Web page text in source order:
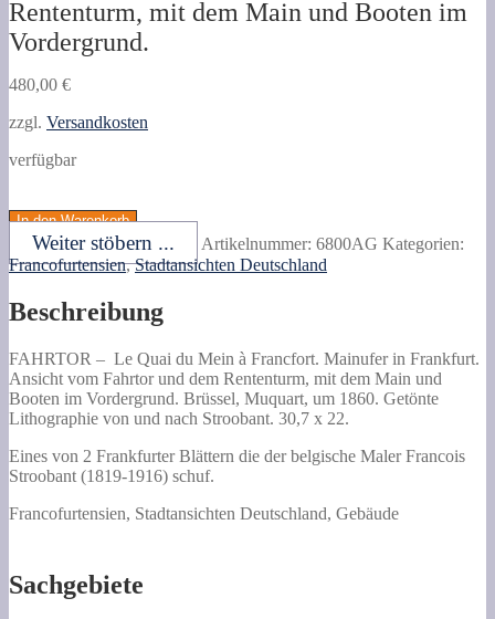
Rententurm, mit dem Main und Booten im
Vordergrund.
480,00 €
zzgl. Versandkosten
verfügbar
Quai
Mein
à
Mainufer
Frankfurt.
Ansicht
vom
Fahrtor
dem
Rententurm,
dem
Booten
im
In den Warenkorb
Weiter stöbern ... Artikelnummer: 6800AG Kategorien:
Francofurtensien,Stadtansichten Deutschland
Beschreibung
FAHRTOR – Le Quai du Mein à Francfort. Mainufer in Frankfurt.
Ansicht vom Fahrtor und dem Rententurm, mit dem Main und
Booten im Vordergrund. Brüssel, Muquart, um 1860. Getönte
Lithographie von und nach Stroobant. 30,7 x 22.
Eines von 2 Frankfurter Blättern die der belgische Maler Francois
Stroobant (1819-1916) schuf.
Francofurtensien, Stadtansichten Deutschland, Gebäude
Sachgebiete